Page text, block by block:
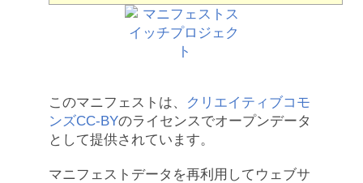
このマニフェストは、
クリエイティブコモ
ンズCC-BYのライセンスでオープンデータ
として提供されています。
マニフェストデータを再利用してウェブサ